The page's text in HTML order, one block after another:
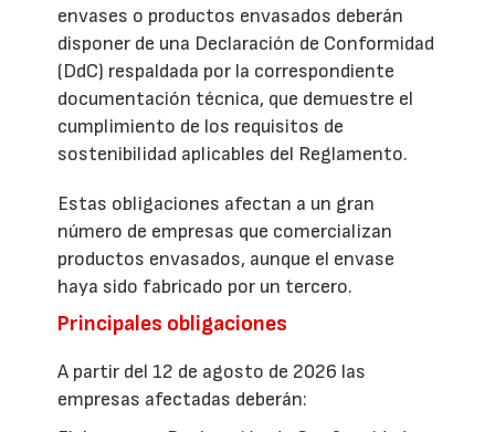
envases o productos envasados deberán
disponer de una Declaración de Conformidad
(DdC) respaldada por la correspondiente
documentación técnica, que demuestre el
cumplimiento de los requisitos de
sostenibilidad aplicables del Reglamento.
Estas obligaciones afectan a un gran
número de empresas que comercializan
productos envasados, aunque el envase
haya sido fabricado por un tercero.
Principales obligaciones
A partir del 12 de agosto de 2026 las
empresas afectadas deberán: